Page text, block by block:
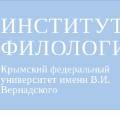
Крымский федеральный
университет имени В.И.
Вернадского